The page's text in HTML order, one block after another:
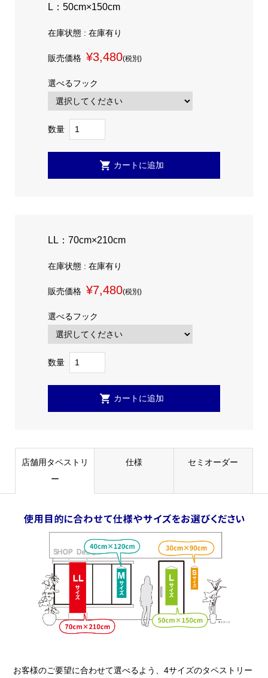
L：50cm×150cm
在庫状態 : 在庫有り
販売価格 ¥3,480(税別)
選べるフック
数量
LL：70cm×210cm
在庫状態 : 在庫有り
販売価格 ¥7,480(税別)
選べるフック
数量
店舗用タペストリ
ー
仕様 セミオーダー
お客様のご要望に合わせて選べるよう、4サイズのタペストリー